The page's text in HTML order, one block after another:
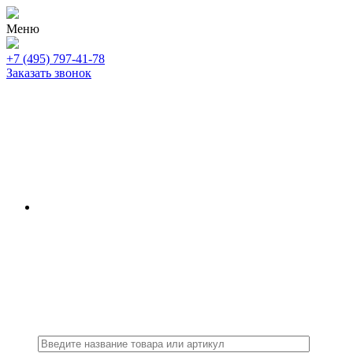
Меню
+7 (495) 797-41-78
Заказать звонок